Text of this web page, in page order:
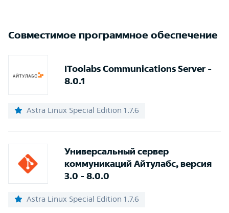
Совместимое программное обеспечение
IToolabs Communications Server -
8.0.1
Astra Linux Special Edition 1.7.6
Универсальный сервер
коммуникаций Айтулабс, версия
3.0 - 8.0.0
Astra Linux Special Edition 1.7.6